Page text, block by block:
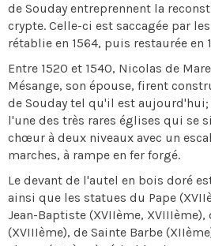
de Souday entreprennent la
crypte. Celle-ci est saccagée par
rétablie en 1564, puis restaurée en
Entre 1520 et 1540, Nicolas de
Mésange, son épouse, firent
de Souday tel qu'il est aujourd'hui;
l'une des très rares églises qui se
chœur à deux niveaux avec un
marches, à rampe en fer forgé.
Le devant de l'autel en bois doré
ainsi que les statues du Pape
Jean-Baptiste (XVIIème, XVIIIème),
(XVIIIème), de Sainte Barbe